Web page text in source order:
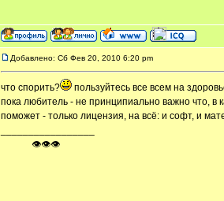
Добавлено: Сб Фев 20, 2010 6:20 pm
что спорить?
пользуйтесь все всем на
пока любитель - не принципиально важно что, в
поможет - только лицензия, на всё: и софт, и
ᅠ ᅠ ᅠ👁👁👁